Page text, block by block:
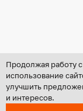
Продолжая работу
использование
улучшить
и интересов.